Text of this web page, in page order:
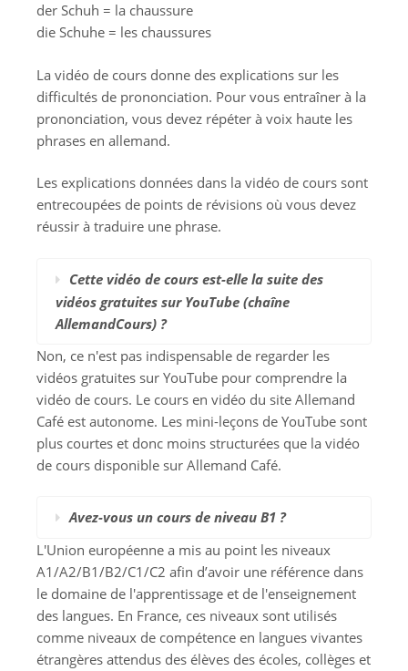
der Schuh = la chaussure
die Schuhe = les chaussures
La vidéo de cours donne des explications sur les
difficultés de prononciation. Pour vous entraîner à la
prononciation, vous devez répéter à voix haute les
phrases en allemand.
Les explications données dans la vidéo de cours sont
entrecoupées de points de révisions où vous devez
réussir à traduire une phrase.
Cette vidéo de cours est-elle la suite des
vidéos gratuites sur YouTube (chaîne
AllemandCours) ?
Non, ce n'est pas indispensable de regarder les
vidéos gratuites sur YouTube pour comprendre la
vidéo de cours. Le cours en vidéo du site Allemand
Café est autonome. Les mini-leçons de YouTube sont
plus courtes et donc moins structurées que la vidéo
de cours disponible sur Allemand Café.
Avez-vous un cours de niveau B1 ?
L'Union européenne a mis au point les niveaux
A1/A2/B1/B2/C1/C2 afin d’avoir une référence dans
le domaine de l'apprentissage et de l'enseignement
des langues. En France, ces niveaux sont utilisés
comme niveaux de compétence en langues vivantes
étrangères attendus des élèves des écoles, collèges et